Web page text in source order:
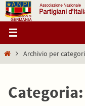
Salta
al
contenuto
HomeArchivio per
Categoria: